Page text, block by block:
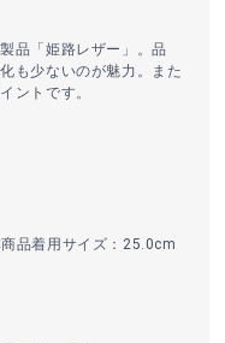
品「姫路レザー」。品
も少ないのが魅力。また
ントです。
品着用サイズ：25.0cm